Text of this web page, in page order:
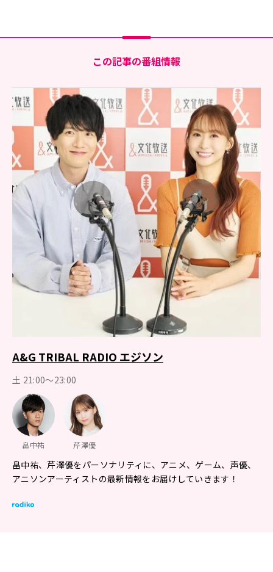
この記事の番組情報
A&G TRIBAL RADIO エジソン
土 21:00～23:00
畠中祐 芹澤優
畠中祐、芹澤優をパーソナリティに、アニメ、ゲーム、声優、
アニソンアーティストの最新情報をお届けしていきます！